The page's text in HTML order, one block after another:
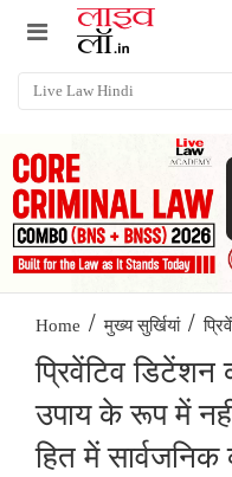
Home / मुख्य सुर्खियां /
प्रिवेंटिव डिटेंशन
उपाय के रूप में
हित में